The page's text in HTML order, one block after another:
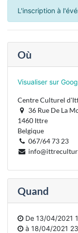
L'inscription à
Où
Visualiser sur
Centre Culturel
36 Rue De La
1460 Ittre
Belgique
067/64 73 23
Quand
De 13/04/2021
à 18/04/2021